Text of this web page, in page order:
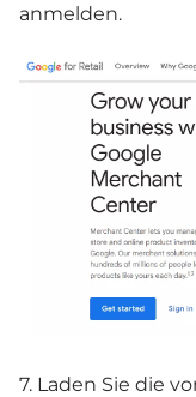
anmelden.
7. Laden Sie die